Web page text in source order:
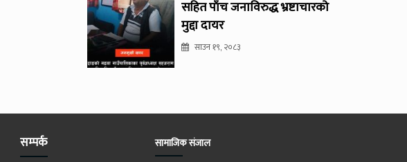
सहित पाँच जनाविरुद्ध भ्रष्टाचारको
मुद्दा दायर
साउन १९, २०८३
सम्पर्क सामाजिक संजाल